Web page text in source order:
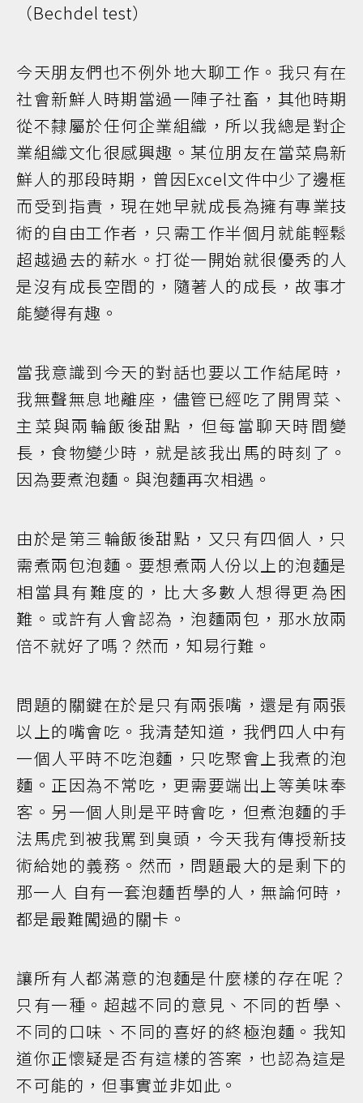
（Bechdel test）
今天朋友們也不例外地大聊工作。我只有在
社會新鮮人時期當過一陣子社畜，其他時期
從不隸屬於任何企業組織，所以我總是對企
業組織文化很感興趣。某位朋友在當菜鳥新
鮮人的那段時期，曾因Excel文件中少了邊框
而受到指責，現在她早就成長為擁有專業技
術的自由工作者，只需工作半個月就能輕鬆
超越過去的薪水。打從一開始就很優秀的人
是沒有成長空間的，隨著人的成長，故事才
能變得有趣。
當我意識到今天的對話也要以工作結尾時，
我無聲無息地離座，儘管已經吃了開胃菜、
主菜與兩輪飯後甜點，但每當聊天時間變
長，食物變少時，就是該我出馬的時刻了。
因為要煮泡麵。與泡麵再次相遇。
由於是第三輪飯後甜點，又只有四個人，只
需煮兩包泡麵。要想煮兩人份以上的泡麵是
相當具有難度的，比大多數人想得更為困
難。或許有人會認為，泡麵兩包，那水放兩
倍不就好了嗎？然而，知易行難。
問題的關鍵在於是只有兩張嘴，還是有兩張
以上的嘴會吃。我清楚知道，我們四人中有
一個人平時不吃泡麵，只吃聚會上我煮的泡
麵。正因為不常吃，更需要端出上等美味奉
客。另一個人則是平時會吃，但煮泡麵的手
法馬虎到被我罵到臭頭，今天我有傳授新技
術給她的義務。然而，問題最大的是剩下的
那一人―― 自有一套泡麵哲學的人，無論何時，
都是最難闖過的關卡。
讓所有人都滿意的泡麵是什麼樣的存在呢？
只有一種。超越不同的意見、不同的哲學、
不同的口味、不同的喜好的終極泡麵。我知
道你正懷疑是否有這樣的答案，也認為這是
不可能的，但事實並非如此。